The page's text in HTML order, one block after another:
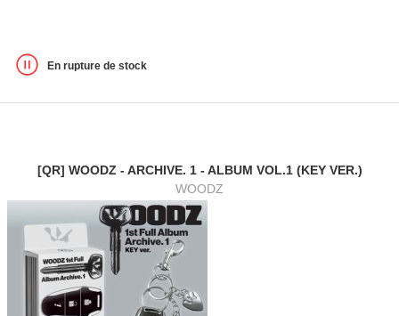
En rupture de stock
[QR] WOODZ - ARCHIVE. 1 - ALBUM VOL.1 (KEY VER.)
WOODZ